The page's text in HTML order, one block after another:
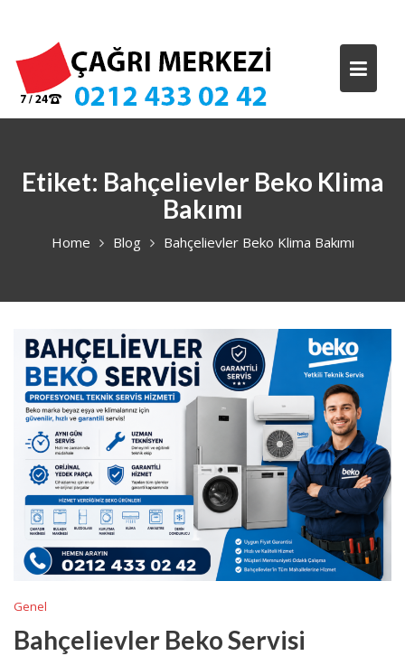
content
Etiket: Bahçelievler Beko Klima
Bakımı
Home Blog Bahçelievler Beko Klima Bakımı
Genel
Bahçelievler Beko Servisi